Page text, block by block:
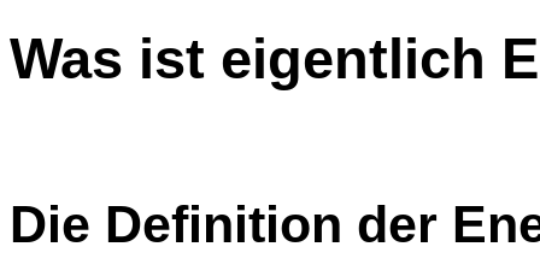
Was ist eigentlich
Die Definition der